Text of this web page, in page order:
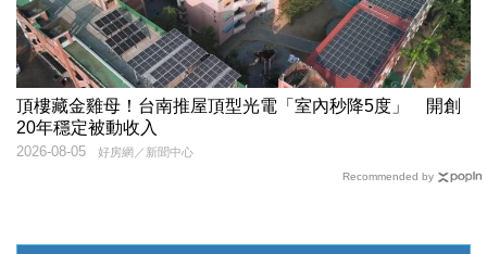
頂樓藏金雞母！台南推屋頂型光電「室內秒降5度」 開創
20年穩定被動收入
好房網／新聞中心
2026-08-05
Recommended by